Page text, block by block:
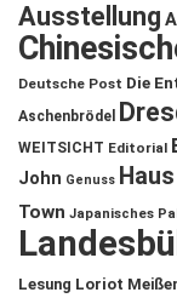
Ausstellung
Deutsche Post Die
Aschenbrödel
WEITSICHT Editorial
John Genuss
Town Japanisches
Lesung Loriot